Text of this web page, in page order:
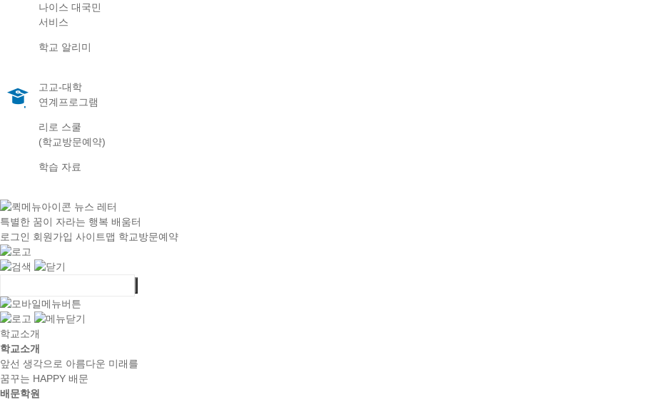
나이스 대국민
서비스
학교 알리미
고교-대학
연계프로그램
리로 스쿨
(학교방문예약)
학습 자료
뉴스 레터
특별한 꿈이 자라는 행복 배움터
로그인 회원가입 사이트맵 학교방문예약
학교소개
학교소개
앞선 생각으로 아름다운 미래를
꿈꾸는 HAPPY 배문
배문학원